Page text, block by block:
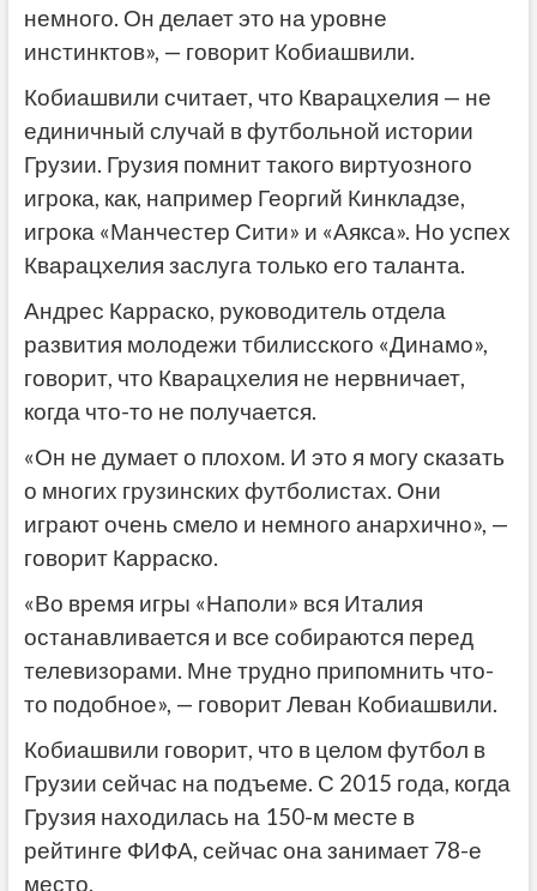
немного. Он делает это на уровне
инстинктов», — говорит Кобиашвили.
Кобиашвили считает, что Кварацхелия — не
единичный случай в футбольной истории
Грузии. Грузия помнит такого виртуозного
игрока, как, например Георгий Кинкладзе,
игрока «Манчестер Сити» и «Аякса». Но успех
Кварацхелия заслуга только его таланта.
Андрес Карраско, руководитель отдела
развития молодежи тбилисского «Динамо»,
говорит, что Кварацхелия не нервничает,
когда что-то не получается.
«Он не думает о плохом. И это я могу сказать
о многих грузинских футболистах. Они
играют очень смело и немного анархично», —
говорит Карраско.
«Во время игры «Наполи» вся Италия
останавливается и все собираются перед
телевизорами. Мне трудно припомнить что-
то подобное», — говорит Леван Кобиашвили.
Кобиашвили говорит, что в целом футбол в
Грузии сейчас на подъеме. С 2015 года, когда
Грузия находилась на 150-м месте в
рейтинге ФИФА, сейчас она занимает 78-е
место.